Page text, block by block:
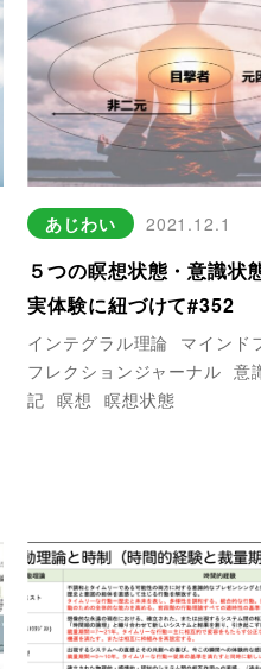
あじわい 2021.12.1
５つの瞑想状態・意識状
実体験に紐づけて#352
インテグラル理論 マインド
フレクションジャーナル 意
記 瞑想 瞑想状態